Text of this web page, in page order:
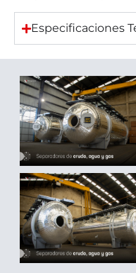
Especificaciones